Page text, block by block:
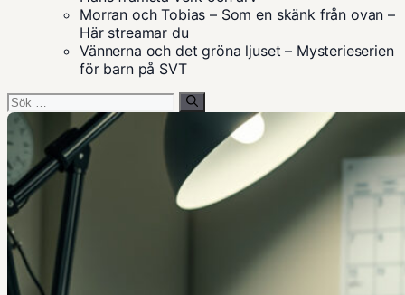
Morran och Tobias – Som en skänk från ovan –
Här streamar du
Vännerna och det gröna ljuset – Mysterieserien
för barn på SVT
Sök
efter: